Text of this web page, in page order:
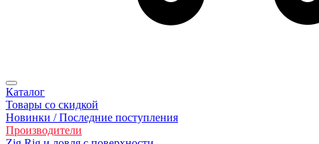
Каталог
Товары со скидкой
Новинки / Последние поступления
Производители